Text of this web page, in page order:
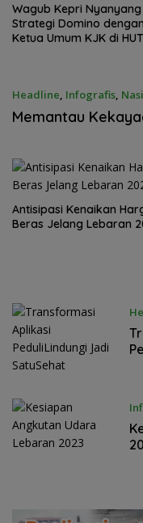
Wagub Kepri Nyanyang
Strategi Domino dengan
Ketua Umum KJK di HUT
Headline, Infografis,
Memantau
Antisipasi Kenaikan
Beras Jelang Lebaran